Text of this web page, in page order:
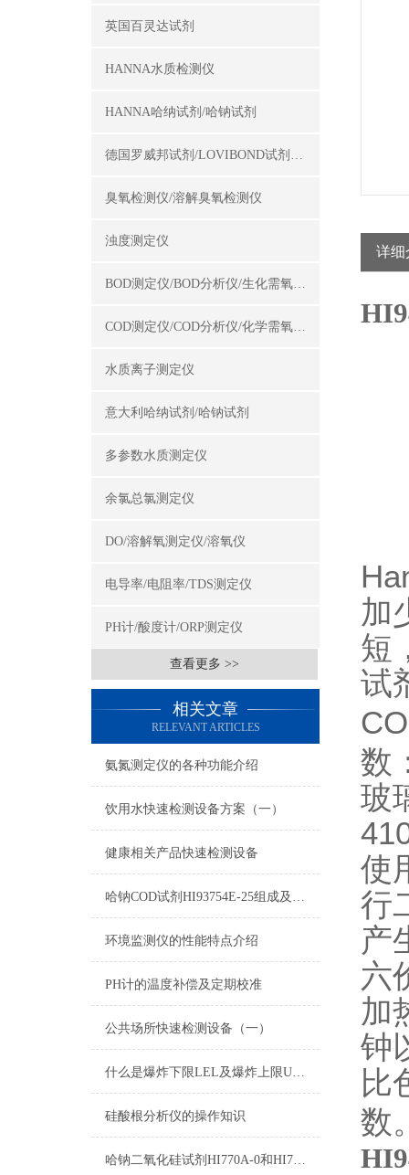
英国百灵达试剂
HANNA水质检测仪
HANNA哈纳试剂/哈钠试剂
德国罗威邦试剂/LOVIBOND试剂/罗威邦试剂
臭氧检测仪/溶解臭氧检测仪
浊度测定仪
BOD测定仪/BOD分析仪/生化需氧量测定仪
COD测定仪/COD分析仪/化学需氧量测定仪
水质离子测定仪
意大利哈纳试剂/哈钠试剂
多参数水质测定仪
余氯总氯测定仪
DO/溶解氧测定仪/溶氧仪
电导率/电阻率/TDS测定仪
PH计/酸度计/ORP测定仪
查看更多 >>
相关文章
RELEVANT ARTICLES
氨氮测定仪的各种功能介绍
饮用水快速检测设备方案（一）
健康相关产品快速检测设备
哈钠COD试剂HI93754E-25组成及测量范围
环境监测仪的性能特点介绍
PH计的温度补偿及定期校准
公共场所快速检测设备（一）
什么是爆炸下限LEL及爆炸上限UEL
硅酸根分析仪的操作知识
哈钠二氧化硅试剂HI770A-0和HI770B-0测量原理
详细
加
短
试
数
玻
使
行
产
六
加
钟
比
数